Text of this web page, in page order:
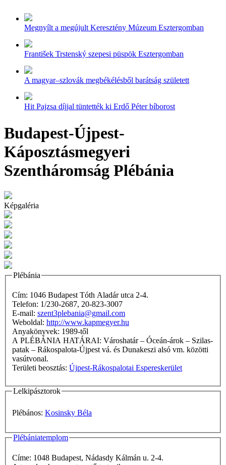
Megnyílt a megújult Keresztény Múzeum Esztergomban
František Trstenský szepesi püspök Esztergomban
A magyar–szlovák megbékélésből barátság született
Hit Pajzsa díjjal tüntették ki Erdő Péter bíborost
Budapest-Újpest-
Káposztásmegyeri
Szentháromság Plébánia
Képgaléria
Plébánia
Cím: 1046 Budapest Tóth Aladár utca 2-4.
Telefon: 1/230-2687, 20-823-3007
E-mail: szent3plebania@gmail.com
Weboldal: http://www.kapmegyer.hu
Anyakönyvek: 1989-től
A PLÉBÁNIA HATÁRAI: Városhatár – Óceán-árok – Szilas-
patak – Rákospalota-Újpest vá. és Dunakeszi alsó vm. közötti
vasútvonal.
Területi beosztás: Újpest-Rákospalotai Espereskerület
Lelkipásztorok
Plébános: Kosinsky Béla
Plébániatemplom
Címe: 1048 Budapest, Nádasdy Kálmán u. 2-4.